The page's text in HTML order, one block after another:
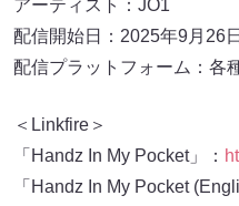
アーティスト：JO1
配信開始日：2025年9月26
配信プラットフォーム：各
＜Linkfire＞
「Handz In My Pocket」：
「Handz In My Pocket